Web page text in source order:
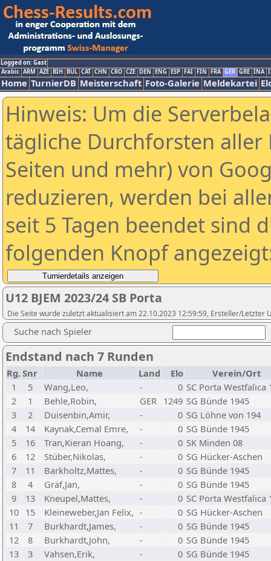
Logged on: Gast
Arabic ARM AZE BIH BUL CAT CHN CRO CZE DEN ENG ESP FAI FIN FRA GER GRE INA
Home TurnierDB Meisterschaft Foto-Galerie Meldekartei
Hinweis: Um die
tägliche Durchforsten aller
Seiten und mehr) von
reduzieren, werden bei
seit 5 Tagen beendet sind
folgenden Knopf
U12 BJEM 2023/24 SB Porta
Die Seite wurde zuletzt aktualisiert am 22.10.2023 12:59:59, Ersteller/Letzter
Suche nach Spieler
Endstand nach 7 Runden
Rg.Snr Name Land Elo
Verein/Ort
1
5 Wang,Leo, - 0 SC Porta Westfalica
2
1 Behle,Robin, GER 1249 SG Bünde 1945
3
2 Duisenbin,Amir, - 0 SG Löhne von 194
4
14 Kaynak,Cemal Emre, - 0 SG Bünde 1945
5
16 Tran,Kieran Hoang, - 0 SK Minden 08
6
12 Stüber,Nikolas, - 0 SG Hücker-Aschen
7
11 Barkholtz,Mattes, - 0 SG Bünde 1945
8
4 Gräf,Jan, - 0 SG Bünde 1945
9
13 Kneupel,Mattes, - 0 SC Porta Westfalica
10 15 Kleineweber,Jan Felix, - 0 SG Hücker-Aschen
11
7 Burkhardt,James, - 0 SG Bünde 1945
12
8 Burkhardt,John, - 0 SG Bünde 1945
13
3 Vahsen,Erik, - 0 SG Bünde 1945